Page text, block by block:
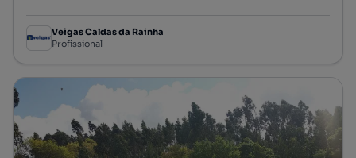
Veigas Caldas da Rainha
Profissional